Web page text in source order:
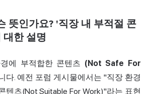
뜻인가요? '직장 내 부적절 콘
대한 설명
에 부적합한 콘텐츠 (Not Safe For
다. 예전 포럼 게시물에서는 "직장 환경
텐츠(Not Suitable For Work)"라는 표현